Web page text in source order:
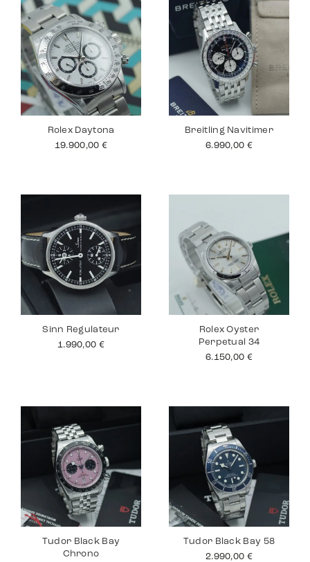
Rolex Daytona
19.900,00 €
Breitling Navitimer
6.990,00 €
Sinn Regulateur
1.990,00 €
Rolex Oyster
Perpetual 34
6.150,00 €
Tudor Black Bay
Chrono
Tudor Black Bay 58
2.990,00 €